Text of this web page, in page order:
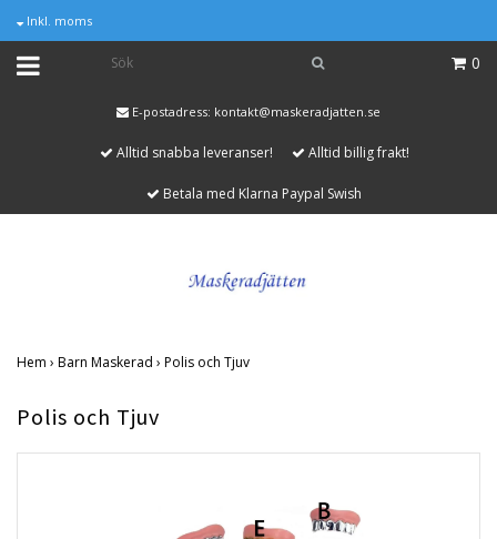
Inkl. moms
0
E-postadress: kontakt@maskeradjatten.se
Alltid snabba leveranser! Alltid billig frakt!
Betala med Klarna Paypal Swish
Hem › Barn Maskerad › Polis och Tjuv
Polis och Tjuv